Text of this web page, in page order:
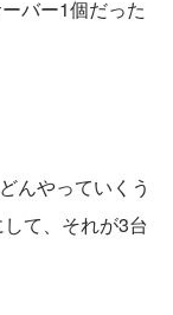
バー1個だった
んやっていくう
て、それが3台